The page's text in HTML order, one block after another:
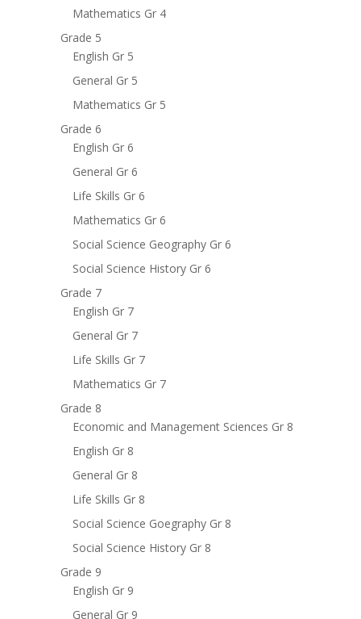
Mathematics Gr 4
Grade 5
English Gr 5
General Gr 5
Mathematics Gr 5
Grade 6
English Gr 6
General Gr 6
Life Skills Gr 6
Mathematics Gr 6
Social Science Geography Gr 6
Social Science History Gr 6
Grade 7
English Gr 7
General Gr 7
Life Skills Gr 7
Mathematics Gr 7
Grade 8
Economic and Management Sciences Gr 8
English Gr 8
General Gr 8
Life Skills Gr 8
Social Science Goegraphy Gr 8
Social Science History Gr 8
Grade 9
English Gr 9
General Gr 9